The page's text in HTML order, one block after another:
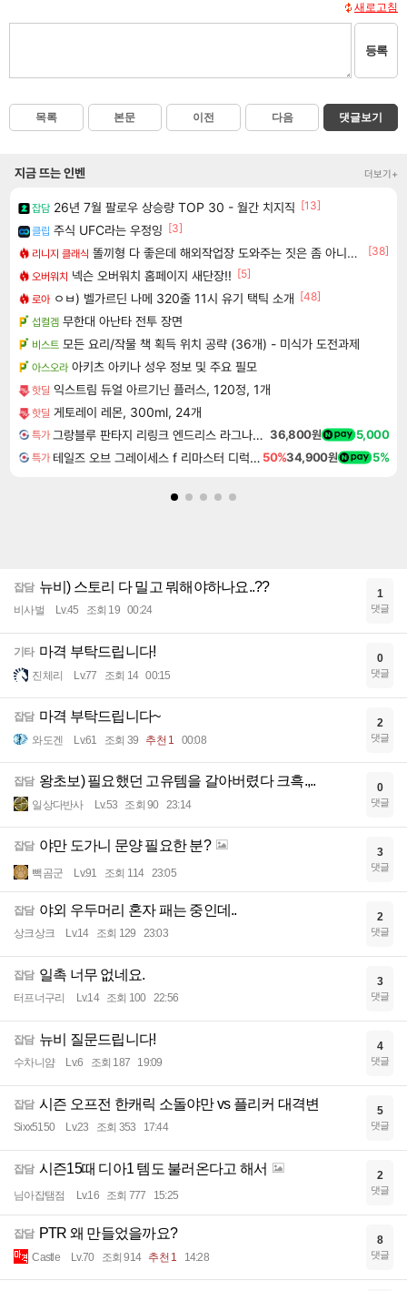
새로고침
등록
목록 본문 이전 다음 댓글보기
지금 뜨는 인벤 더보기+
잡담 26년 7월 팔로우 상승량 TOP 30 - 월간 치지직 [13]
클립 주식 UFC라는 우정잉 [3]
리니지 클래식 똘끼형 다 좋은데 해외작업장 도와주는 짓은 좀 아니지않냐?
[38]
오버워치 넥슨 오버워치 홈페이지 새단장!! [5]
로아 ㅇㅂ) 벨가르딘 나메 320줄 11시 유기 택틱 소개 [48]
섭컬겜 무한대 아난타 전투 장면
비스트 모든 요리/작물 책 획득 위치 공략 (36개) - 미식가 도전과제
아스오라 아키츠 아키나 성우 정보 및 주요 필모
핫딜 익스트림 듀얼 아르기닌 플러스, 120정, 1개
핫딜 게토레이 레몬, 300ml, 24개
특가 그랑블루 판타지 리링크 엔드리스 라그나로크 업그레이드 킷 Granblue Fantasy Relink Endless Ragnarok Upgrade Kit DLC 36,800원 5,000
특가 테일즈 오브 그레이세스 f 리마스터 디럭스 에디션 Tales of Graces f Remastered Deluxe Edition 50%34,900원 5%
잡담 뉴비) 스토리 다 밀고 뭐해야하나요..??
비사벌 Lv.45 조회 19 00:24
1
댓글
기타 마격 부탁드립니다!
진체리 Lv.77 조회 14 00:15
0
댓글
잡담 마격 부탁드립니다~
와도겐 Lv.61 조회 39 추천 1 00:08
2
댓글
잡담 왕초보) 필요했던 고유템을 갈아버렸다 크흑.,..
일상다반사 Lv.53 조회 90 23:14
0
댓글
잡담 야만 도가니 문양 필요한 분?
빽곰군 Lv.91 조회 114 23:05
3
댓글
잡담 야외 우두머리 혼자 패는 중인데..
상크상크 Lv.14 조회 129 23:03
2
댓글
잡담 일촉 너무 없네요.
터프너구리 Lv.14 조회 100 22:56
3
댓글
잡담 뉴비 질문드립니다!
수차니얌 Lv.6 조회 187 19:09
4
댓글
잡담 시즌 오프전 한캐릭 소돌야만 vs 플리커 대격변
Sixx5150 Lv.23 조회 353 17:44
5
댓글
잡담 시즌15때 디아1 템도 불러온다고 해서
님아잡탬점 Lv.16 조회 777 15:25
2
댓글
잡담 PTR 왜 만들었을까요?
Castle Lv.70 조회 914 추천 1 14:28
8
댓글